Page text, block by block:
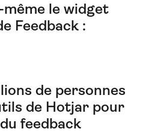
même le widget
Feedback :
de personnes
de Hotjar pour
feedback